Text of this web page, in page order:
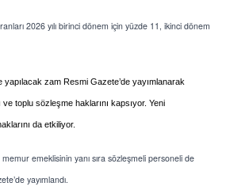
2026 yılı birinci dönem için yüzde 11, ikinci dönem
zam Resmi Gazete’de yayımlanarak
toplu sözleşme haklarını kapsıyor. Yeni
da etkiliyor.
emeklisinin yanı sıra sözleşmeli personeli de
yayımlandı.